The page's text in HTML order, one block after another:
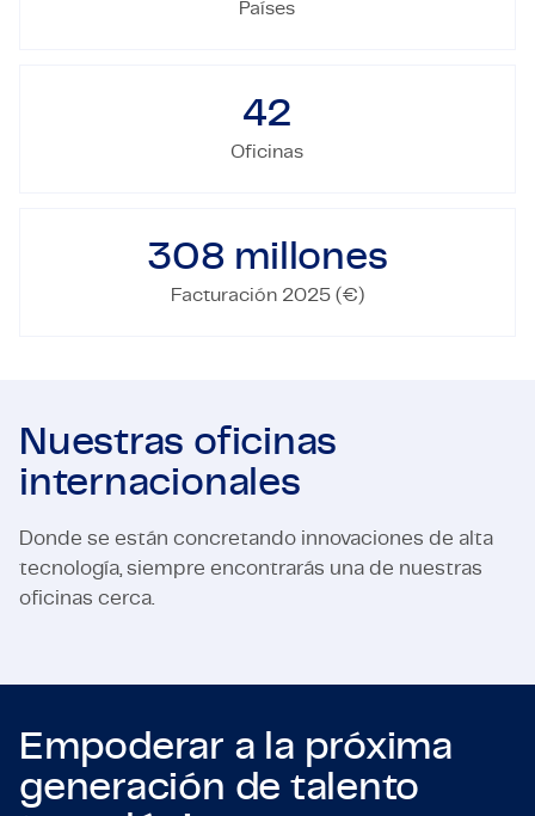
Países
42
Oficinas
308 millones
Facturación 2025 (€)
Nuestras oficinas
internacionales
Donde se están concretando innovaciones de alta
tecnología, siempre encontrarás una de nuestras
oficinas cerca.
Empoderar a la próxima
generación de talento